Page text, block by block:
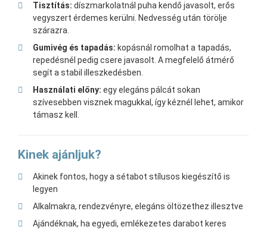
Tisztítás: díszmarkolatnál puha kendő javasolt, erős
vegyszert érdemes kerülni. Nedvesség után törölje
szárazra.
Gumivég és tapadás: kopásnál romolhat a tapadás,
repedésnél pedig csere javasolt. A megfelelő átmérő
segít a stabil illeszkedésben.
Használati előny: egy elegáns pálcát sokan
szívesebben visznek magukkal, így kéznél lehet, amikor
támasz kell.
Kinek ajánljuk?
Akinek fontos, hogy a sétabot stílusos kiegészítő is
legyen
Alkalmakra, rendezvényre, elegáns öltözethez illesztve
Ajándéknak, ha egyedi, emlékezetes darabot keres